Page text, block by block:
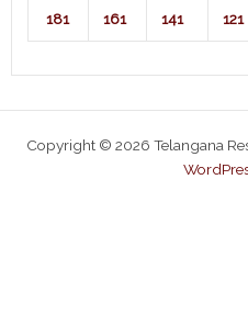
181 161 141 121
Copyright © 2026 Telangana